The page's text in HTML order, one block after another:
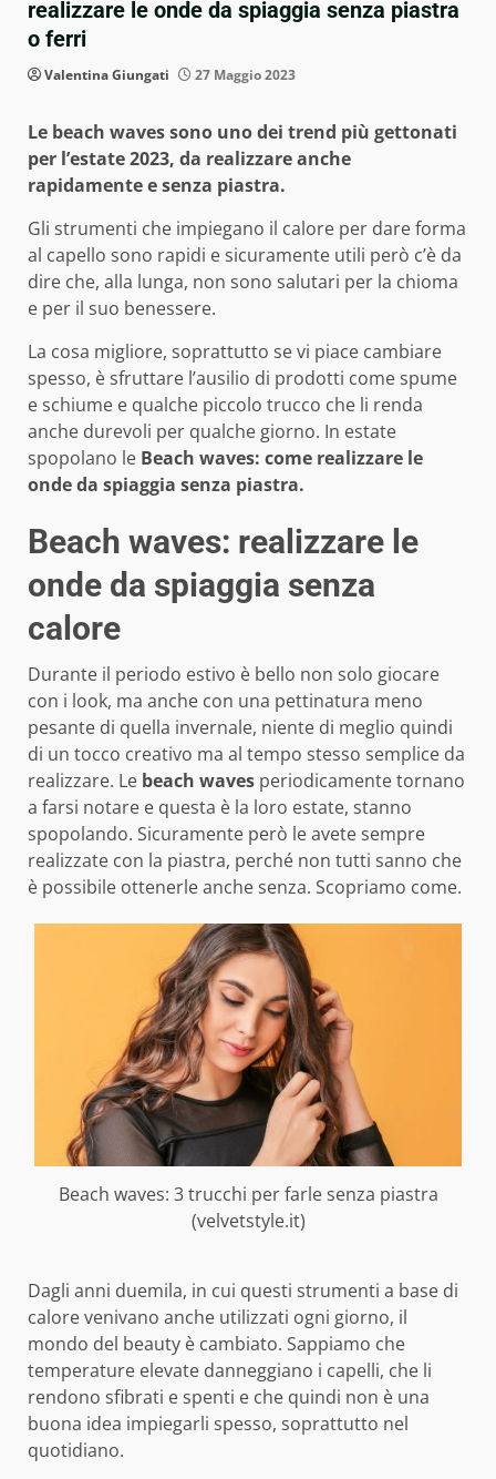
realizzare le onde da spiaggia senza piastra
o ferri
Valentina Giungati 27 Maggio 2023
Le beach waves sono uno dei trend più gettonati
per l’estate 2023, da realizzare anche
rapidamente e senza piastra.
Gli strumenti che impiegano il calore per dare forma
al capello sono rapidi e sicuramente utili però c’è da
dire che, alla lunga, non sono salutari per la chioma
e per il suo benessere.
La cosa migliore, soprattutto se vi piace cambiare
spesso, è sfruttare l’ausilio di prodotti come spume
e schiume e qualche piccolo trucco che li renda
anche durevoli per qualche giorno. In estate
spopolano le Beach waves: come realizzare le
onde da spiaggia senza piastra.
Beach waves: realizzare le
onde da spiaggia senza
calore
Durante il periodo estivo è bello non solo giocare
con i look, ma anche con una pettinatura meno
pesante di quella invernale, niente di meglio quindi
di un tocco creativo ma al tempo stesso semplice da
realizzare. Le beach waves periodicamente tornano
a farsi notare e questa è la loro estate, stanno
spopolando. Sicuramente però le avete sempre
realizzate con la piastra, perché non tutti sanno che
è possibile ottenerle anche senza. Scopriamo come.
Beach waves: 3 trucchi per farle senza piastra
(velvetstyle.it)
Dagli anni duemila, in cui questi strumenti a base di
calore venivano anche utilizzati ogni giorno, il
mondo del beauty è cambiato. Sappiamo che
temperature elevate danneggiano i capelli, che li
rendono sfibrati e spenti e che quindi non è una
buona idea impiegarli spesso, soprattutto nel
quotidiano.